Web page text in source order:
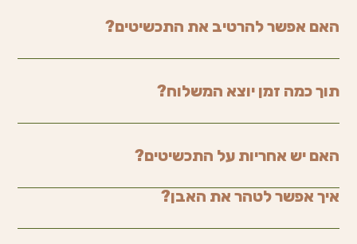
האם אפשר להרטיב את התכשיטים?
תוך כמה זמן יוצא המשלוח?
האם יש אחריות על התכשיטים?
איך אפשר לטהר את האבן?